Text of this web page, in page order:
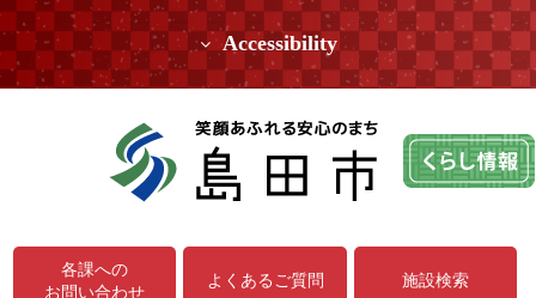
Accessibility
各課への
お問い合わせ
よくあるご質問 施設検索